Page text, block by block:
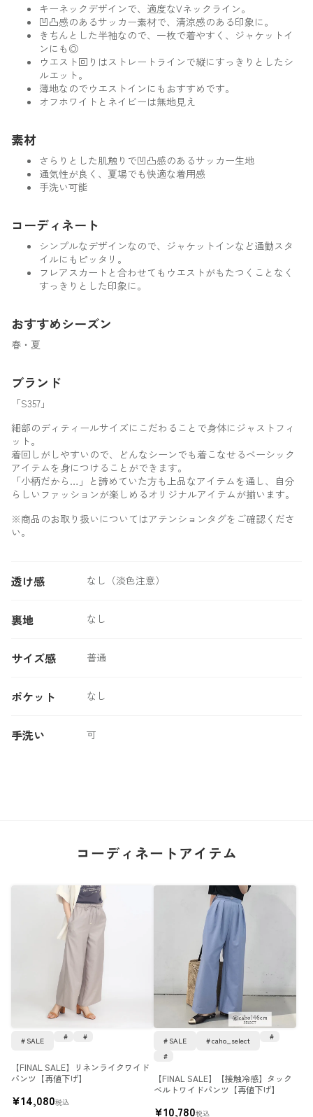
キーネックデザインで、適度なVネックライン。
凹凸感のあるサッカー素材で、清涼感のある印象に。
きちんとした半袖なので、一枚で着やすく、ジャケットイ
ンにも◎
ウエスト回りはストレートラインで縦にすっきりとしたシ
ルエット。
薄地なのでウエストインにもおすすめです。
オフホワイトとネイビーは無地見え
素材
さらりとした肌触りで凹凸感のあるサッカー生地
通気性が良く、夏場でも快適な着用感
手洗い可能
コーディネート
シンプルなデザインなので、ジャケットインなど通勤スタ
イルにもピッタリ。
フレアスカートと合わせてもウエストがもたつくことなく
すっきりとした印象に。
おすすめシーズン
春・夏
ブランド
「S357」
細部のディティールサイズにこだわることで身体にジャストフィ
ット。
着回しがしやすいので、どんなシーンでも着こなせるベーシック
アイテムを身につけることができます。
「小柄だから…」と諦めていた方も上品なアイテムを通し、自分
らしいファッションが楽しめるオリジナルアイテムが揃います。
※商品のお取り扱いについてはアテンションタグをご確認くださ
い。
透け感 なし（淡色注意）
裏地 なし
サイズ感 普通
ポケット なし
手洗い 可
コーディネートアイテム
【FINAL SALE】リネンライクワイド
パンツ【再値下げ】
SALE
¥14,080税込
【FINAL SALE】【接触冷感】タック
ベルトワイドパンツ【再値下げ】
SALE caho_select
¥10,780税込